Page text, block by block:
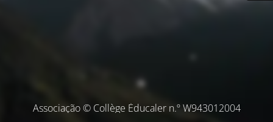
Associação © Collège Éducaler n.º W943012004